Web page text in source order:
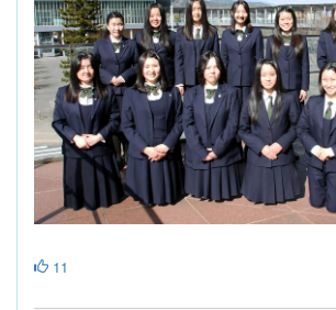
11